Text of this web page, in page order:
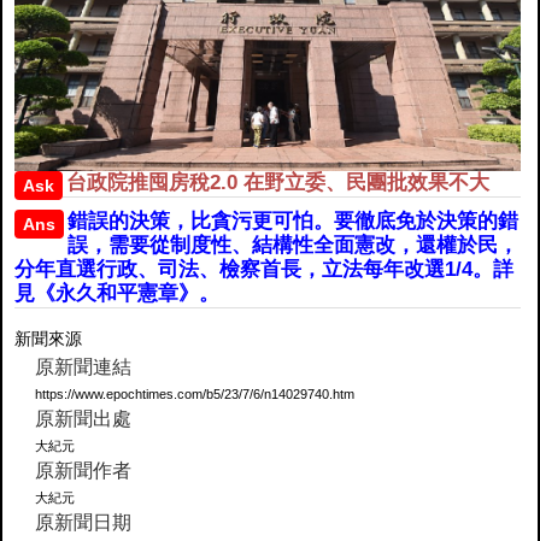
Ask 台政院推囤房稅2.0 在野立委、民團批效果不大
Ans
錯誤的決策，比貪污更可怕。要徹底免於決策的錯
誤，需要從制度性、結構性全面憲改，還權於民，
分年直選行政、司法、檢察首長，立法每年改選1/4。詳
見《永久和平憲章》。
新聞來源
原新聞連結
https://www.epochtimes.com/b5/23/7/6/n14029740.htm
原新聞出處
大紀元
原新聞作者
大紀元
原新聞日期